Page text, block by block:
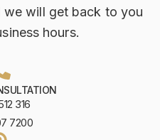
we will get back to you
hours.
316
7200